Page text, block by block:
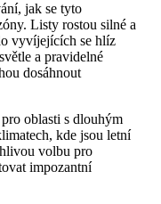
jak se tyto
Listy rostou silné a
vyvíjejících se hlíz
a pravidelné
dosáhnout
oblasti s dlouhým
kde jsou letní
volbu pro
impozantní